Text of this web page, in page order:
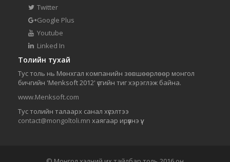
Twitter
Google Plus
Youtube
Linked In
Толийн тухай
Тус толь нь Мөнхгал компанийн зөвшөөрлөөр монгол
бичгийн 'Menksoft 2012' үсгийн тиг хэрэглэж байна.
www.Menksoft.com
Тус толийн талаарх санал хүсэлтээ
contact@mongoltoli.mn хаягаар ирүүлнэ үү.